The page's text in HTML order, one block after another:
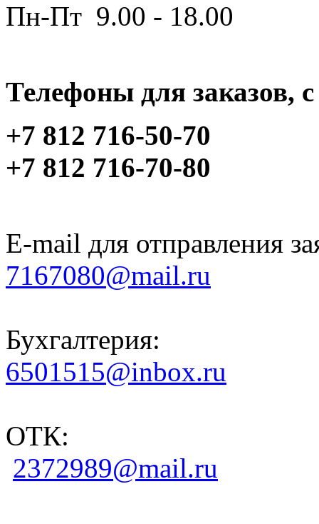
Пн-Пт 9.00 - 18.00
Телефоны для заказов,
+7 812 716-50-70
+7 812 716-70-80
E-mail для отправления
7167080@mail.ru
Бухгалтерия:
6501515@inbox.ru
ОТК:
2372989@mail.ru